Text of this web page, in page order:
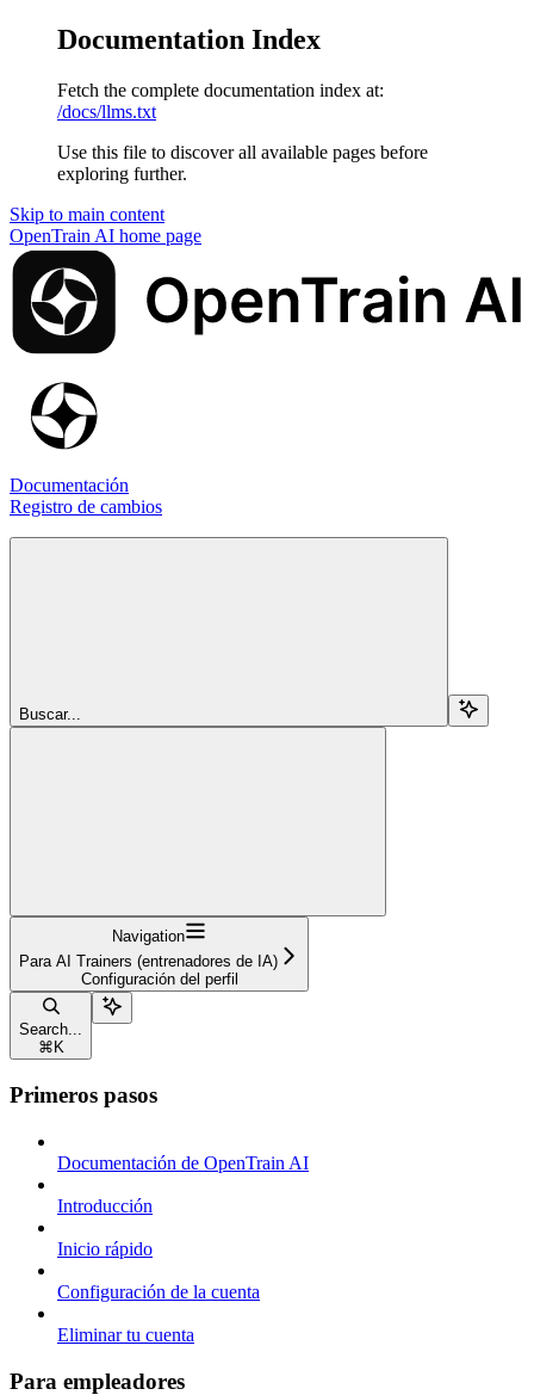
Documentation Index
Fetch the complete documentation index at:
/docs/llms.txt
Use this file to discover all available pages before
exploring further.
Skip to main content
OpenTrain AI home page
Documentación
Registro de cambios
Buscar...
Navigation
Para AI Trainers (entrenadores de IA)
Configuración del perfil
Search...
⌘ K
Primeros pasos
Documentación de OpenTrain AI
Introducción
Inicio rápido
Configuración de la cuenta
Eliminar tu cuenta
Para empleadores